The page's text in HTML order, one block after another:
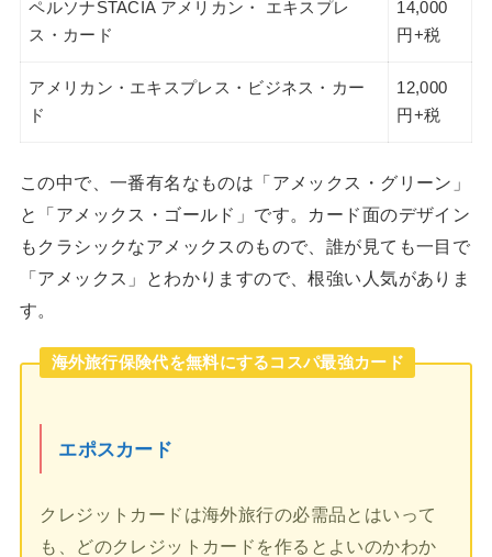
ペルソナSTACIA アメリカン・ エキスプレ
ス・カード
14,000
円+税
アメリカン・エキスプレス・ビジネス・カー
ド
12,000
円+税
この中で、一番有名なものは「アメックス・グリーン」
と「アメックス・ゴールド」です。カード面のデザイン
もクラシックなアメックスのもので、誰が見ても一目で
「アメックス」とわかりますので、根強い人気がありま
す。
海外旅行保険代を無料にするコスパ最強カード
エポスカード
クレジットカードは海外旅行の必需品とはいって
も、どのクレジットカードを作るとよいのかわか